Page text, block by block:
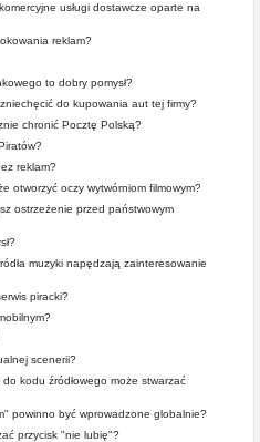
usługi dostawcze oparte na
reklam?
to dobry pomysł?
do kupowania aut tej firmy?
chronić Pocztę Polską?
reklam?
otworzyć oczy wytwórniom filmowym?
ostrzeżenie przed państwowym
muzyki napędzają zainteresowanie
piracki?
scenerii?
kodu źródłowego może stwarzać
powinno być wprowadzone globalnie?
przycisk "nie lubię"?